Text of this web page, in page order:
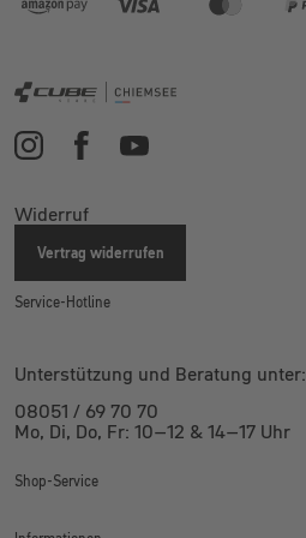
Widerruf
Vertrag widerrufen
Service-Hotline
Unterstützung und Beratung unter:
08051 / 69 70 70
Mo, Di, Do, Fr: 10–12 & 14–17 Uhr
Shop-Service